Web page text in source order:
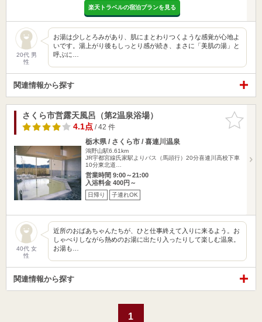
楽天トラベルの宿泊プランを見る
20代 男
性
お湯は少しとろみがあり、肌にまとわりつくような感覚が心地よ
いです。湯上がり後もしっとり感が続き、まさに「美肌の湯」と
呼ぶに…
関連情報から探す
お気に入
りに追加
さくら市営露天風呂（第2温泉浴場）
4.1点/ 42 件
栃木県 / さくら市 / 喜連川温泉
鴻野山駅6.61km
JR宇都宮線氏家駅よりバス（馬頭行）20分喜連川高校下車
10分東北道…
営業時間 9:00～21:00
入浴料金 400円～
日帰り 子連れOK
40代 女
性
近所のおばあちゃんたちが、ひと仕事終えて入りに来るよう。お
しゃべりしながら熱めのお湯に出たり入ったりして楽しむ温泉。
お湯も…
関連情報から探す
1